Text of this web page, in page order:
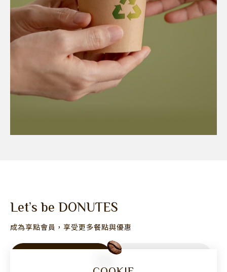
Let’s be DONUTES
成為享點會員，享受更多餐點與優惠